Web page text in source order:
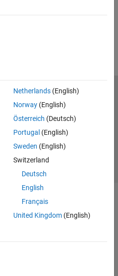
Netherlands(English)
Norway(English)
Österreich (Deutsch)
Portugal (English)
Sweden (English)
Switzerland
Deutsch
English
Français
United Kingdom(English)
Datenschutz-Richtlinien
Status von Anwendungen
Inc.
Website auswählen
Deutschland